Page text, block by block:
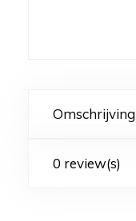
Omschrijving
0 review(s)